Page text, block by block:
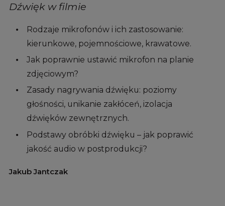
Dźwięk w filmie
Rodzaje mikrofonów i ich zastosowanie:
kierunkowe, pojemnościowe, krawatowe.
Jak poprawnie ustawić mikrofon na planie
zdjęciowym?
Zasady nagrywania dźwięku: poziomy
głośności, unikanie zakłóceń, izolacja
dźwięków zewnętrznych.
Podstawy obróbki dźwięku – jak poprawić
jakość audio w postprodukcji?
Jakub Jantczak